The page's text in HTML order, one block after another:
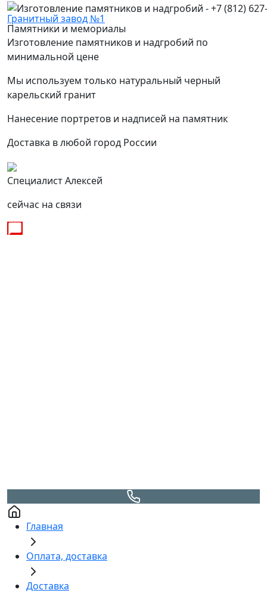
Гранитный завод №1
Памятники и мемориалы
Изготовление памятников и надгробий по
минимальной цене
Мы используем только натуральный черный
карельский гранит
Нанесение портретов и надписей на памятник
Доставка в любой город России
Специалист Алексей
сейчас на связи
Главная
Оплата, доставка
Доставка